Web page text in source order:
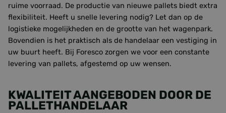
ruime voorraad. De productie van nieuwe pallets biedt extra
flexibiliteit. Heeft u snelle levering nodig? Let dan op de
logistieke mogelijkheden en de grootte van het wagenpark.
Bovendien is het praktisch als de handelaar een vestiging in
uw buurt heeft. Bij Foresco zorgen we voor een constante
levering van pallets, afgestemd op uw wensen.
KWALITEIT AANGEBODEN DOOR DE
PALLETHANDELAAR